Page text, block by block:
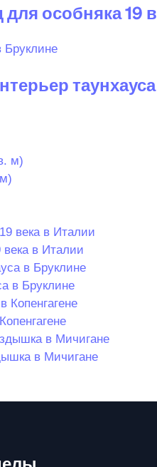
особняка 19
в Италии
в Бруклине
в Мичигане